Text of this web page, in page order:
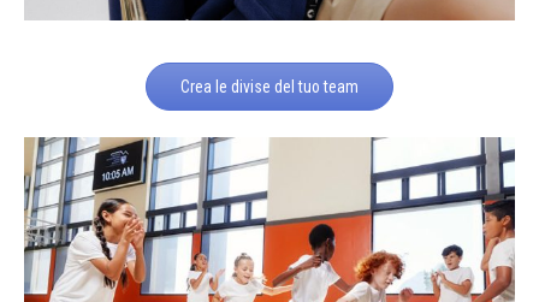
Crea le divise del tuo team